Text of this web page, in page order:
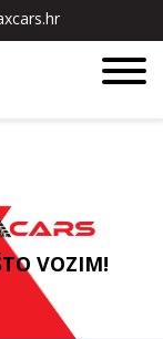
VOZIM!